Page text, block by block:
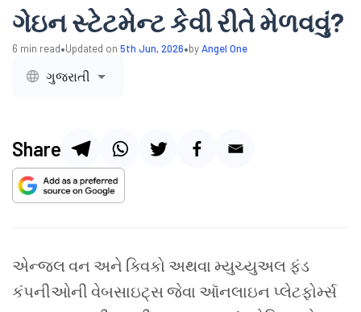
ગેઇન સ્ટેટમેન્ટ કેવી રીતે મેળવવું?
6 min read•Updated on 5th Jun, 2026•byAngel One
ગુજરાતી
Share
એન્જલ વન અને ક્વિકો અથવા મ્યુચ્યુઅલ ફંડ
કંપનીઓની વેબસાઇટ્સ જેવા ઑનલાઇન પ્લેટફોર્મ્સ